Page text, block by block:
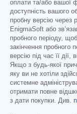
оплати та/або вашої
доступність вашого
пробну версію через
EnigmaSoft або
пробного періоду,
закінчення пробного
версію під час її
Якщо з будь-якої
яку ви не хотіли
системне
отримати повне
з дати покупки. Див.